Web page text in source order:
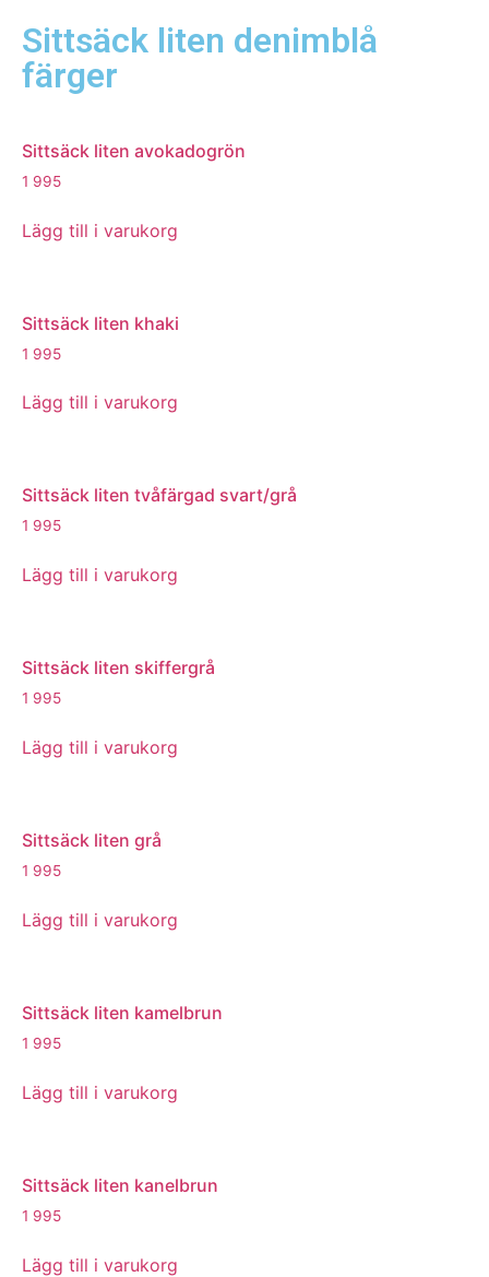
Sittsäck liten denimblå
färger
Sittsäck liten avokadogrön
1 995
Lägg till i varukorg
Sittsäck liten khaki
1 995
Lägg till i varukorg
Sittsäck liten tvåfärgad svart/grå
1 995
Lägg till i varukorg
Sittsäck liten skiffergrå
1 995
Lägg till i varukorg
Sittsäck liten grå
1 995
Lägg till i varukorg
Sittsäck liten kamelbrun
1 995
Lägg till i varukorg
Sittsäck liten kanelbrun
1 995
Lägg till i varukorg